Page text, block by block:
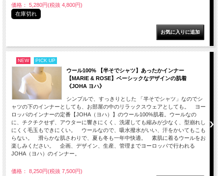
価格： 5,280円(税抜 4,800円)
在庫切れ
NEW PICK UP
ウール100% 【半そでシャツ】あったかインナー
【MARIE & ROSE】ベーシックなデザインの肌着
《JOHA ヨハ》
シンプルで、すっきりとした 「半そでシャツ」なのでシ
ャツの下のインナーとしても、お部屋の中のリラックスウェアとしても。 ヨー
ロッパのインナーの定番【JOHA（ヨハ）】のウール100%肌着。ウールなの
に、チクチクせず、アウターに響きにくく、洗濯しても縮みが少なく、型崩れし
にくく毛玉もできにくい。 ウールなので、吸水撥水がいい、汗をかいてもこも
らない。 滑らかな肌さわりで、夏も冬も一年中快適。 素肌に着るウールをお
楽しみください。 企画、デザイン、生産、管理までヨーロッパで行われる
JOHA（ヨハ）のインナー。
価格： 8,250円(税抜 7,500円)